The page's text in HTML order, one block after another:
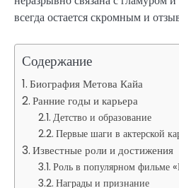
всегда остается скромным и
Содержание
Биография Метова Кайа
Ранние годы и карьера
Детство и образование
Первые шаги в актерской
Известные роли и достижения
Роль в популярном фильме
Награды и признание